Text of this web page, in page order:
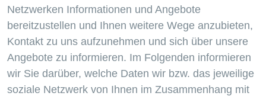
Netzwerken Informationen und Angebote
bereitzustellen und Ihnen weitere Wege anzubieten,
Kontakt zu uns aufzunehmen und sich über unsere
Angebote zu informieren. Im Folgenden informieren
wir Sie darüber, welche Daten wir bzw. das jeweilige
soziale Netzwerk von Ihnen im Zusammenhang mit